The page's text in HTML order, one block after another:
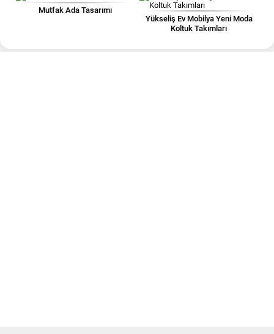
Mutfak Ada Tasarımı
Yükseliş Ev Mobilya Yeni Moda
Koltuk Takımları